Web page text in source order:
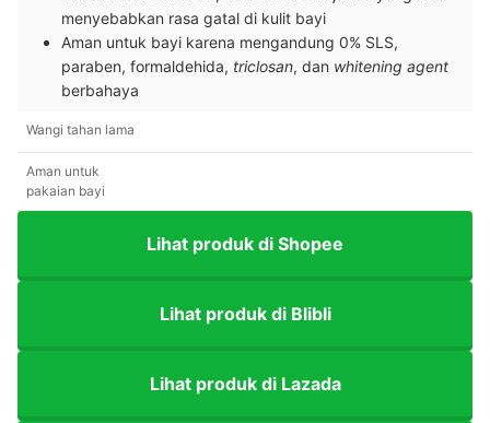
menyebabkan rasa gatal di kulit bayi
Aman untuk bayi karena mengandung 0% SLS,
paraben, formaldehida, triclosan, dan whitening agent
berbahaya
Wangi tahan lama
Aman untuk
pakaian bayi
Lihat produk di Shopee
Lihat produk di Blibli
Lihat produk di Lazada